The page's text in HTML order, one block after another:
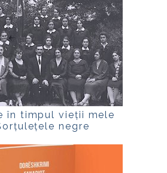
în timpul vieții mele
negre